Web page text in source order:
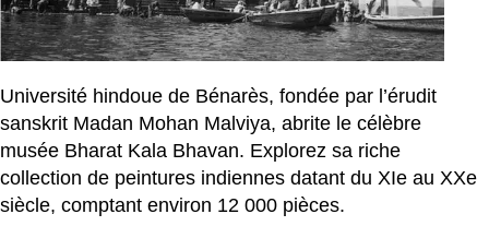
Université hindoue de Bénarès, fondée par l’érudit
sanskrit Madan Mohan Malviya, abrite le célèbre
musée Bharat Kala Bhavan. Explorez sa riche
collection de peintures indiennes datant du XIe au XXe
siècle, comptant environ 12 000 pièces.